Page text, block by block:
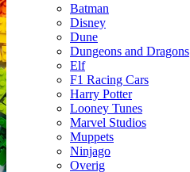
Batman
Disney
Dune
Dungeons and Dragons
Elf
F1 Racing Cars
Harry Potter
Looney Tunes
Marvel Studios
Muppets
Ninjago
Overig